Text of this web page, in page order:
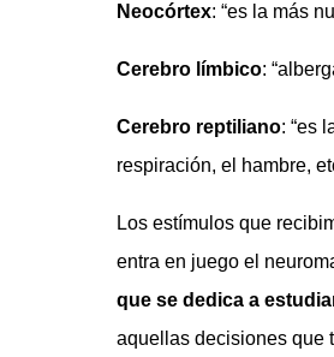
Neocórtex: “es la más
Cerebro límbico:
Cerebro reptiliano: “es
respiración, el hambre,
Los estímulos que
entra en juego el
que se dedica a
aquellas decisiones que